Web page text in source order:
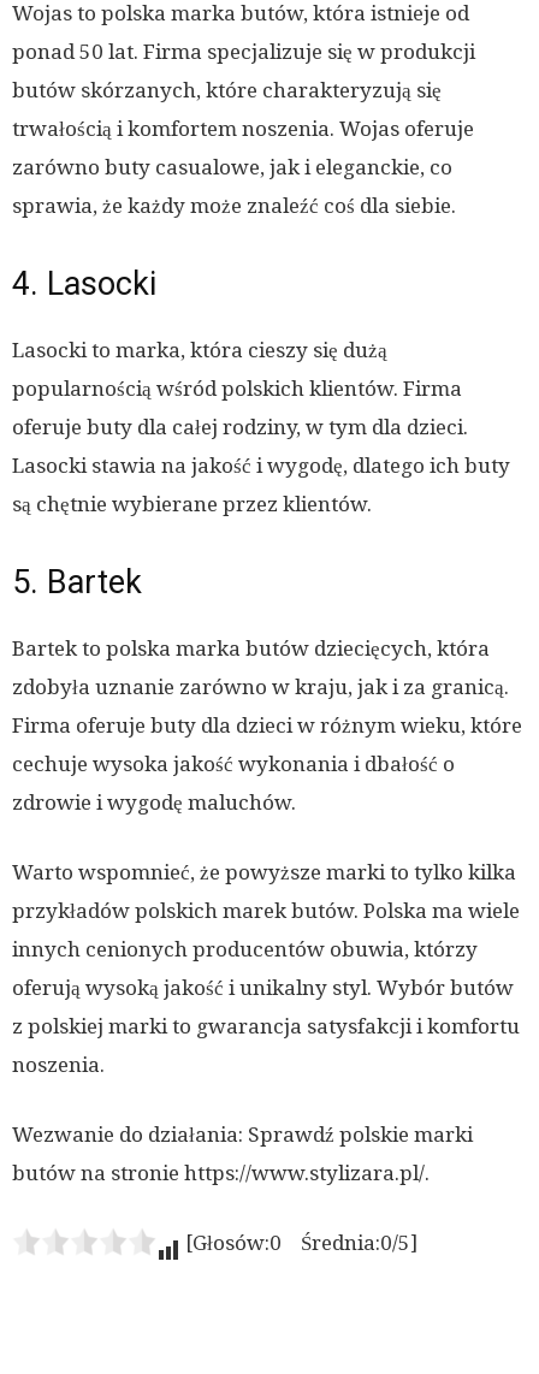
Wojas to polska marka butów, która istnieje od
ponad 50 lat. Firma specjalizuje się w produkcji
butów skórzanych, które charakteryzują się
trwałością i komfortem noszenia. Wojas oferuje
zarówno buty casualowe, jak i eleganckie, co
sprawia, że każdy może znaleźć coś dla siebie.
4. Lasocki
Lasocki to marka, która cieszy się dużą
popularnością wśród polskich klientów. Firma
oferuje buty dla całej rodziny, w tym dla dzieci.
Lasocki stawia na jakość i wygodę, dlatego ich buty
są chętnie wybierane przez klientów.
5. Bartek
Bartek to polska marka butów dziecięcych, która
zdobyła uznanie zarówno w kraju, jak i za granicą.
Firma oferuje buty dla dzieci w różnym wieku, które
cechuje wysoka jakość wykonania i dbałość o
zdrowie i wygodę maluchów.
Warto wspomnieć, że powyższe marki to tylko kilka
przykładów polskich marek butów. Polska ma wiele
innych cenionych producentów obuwia, którzy
oferują wysoką jakość i unikalny styl. Wybór butów
z polskiej marki to gwarancja satysfakcji i komfortu
noszenia.
Wezwanie do działania: Sprawdź polskie marki
butów na stronie https://www.stylizara.pl/.
[Głosów:0 Średnia:0/5]